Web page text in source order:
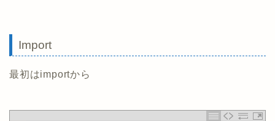
Import
最初はimportから